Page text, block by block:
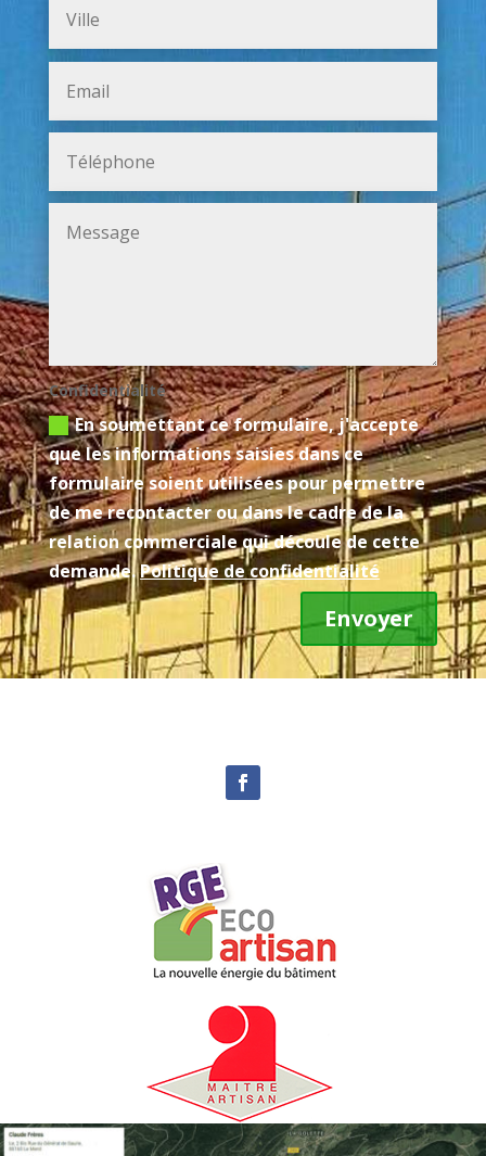
Confidentialité
En soumettant ce formulaire, j'accepte
que les informations saisies dans ce
formulaire soient utilisées pour permettre
de me recontacter ou dans le cadre de la
relation commerciale qui découle de cette
demande.Politique de confidentialité
Envoyer